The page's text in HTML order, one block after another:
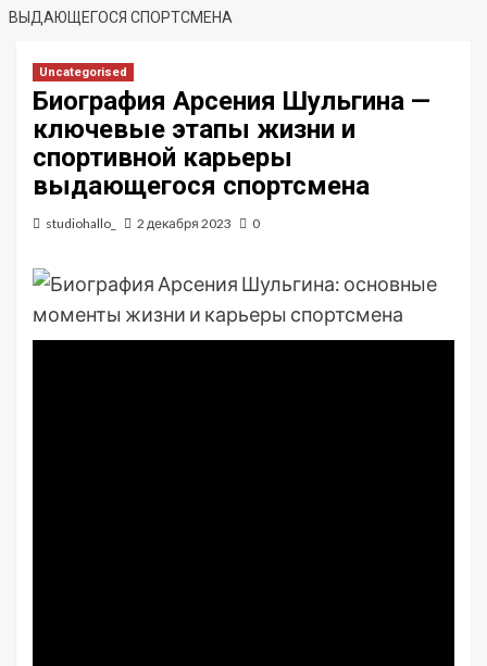
ВЫДАЮЩЕГОСЯ СПОРТСМЕНА
Uncategorised
Биография Арсения Шульгина —
ключевые этапы жизни и
спортивной карьеры
выдающегося спортсмена
studiohallo_ 2 декабря 2023 0